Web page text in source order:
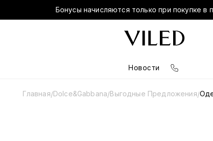
Бонусы начисляются только при покупке в
Новости
Главная/Dolce&Gabbana/Выгодные Предложения/